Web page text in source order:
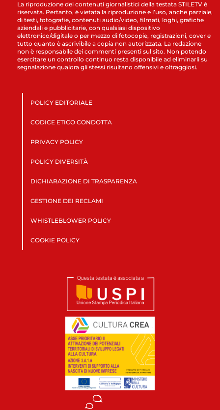
La riproduzione dei contenuti giornalistici della testata STILETV è
riservata. Pertanto, è vietata la riproduzione e l’uso, anche parziale,
di testi, fotografie, contenuti audio/video, filmati, loghi, grafiche
aziendali e pubblicitarie, con qualsiasi dispositivo
elettronico/digitale o per mezzo di fotocopie, registrazioni, cover e
tutto quanto è ascrivibile a copia non autorizzata. La redazione
non è responsabile dei commenti presenti sul sito. Non potendo
esercitare un controllo continuo resta disponibile ad eliminarli su
segnalazione qualora gli stessi risultano offensivi e oltraggiosi.
POLICY EDITORIALE
CODICE ETICO CONDOTTA
PRIVACY POLICY
POLICY DIVERSITÀ
DICHIARAZIONE DI TRASPARENZA
GESTIONE DEI RECLAMI
WHISTLEBLOWER POLICY
COOKIE POLICY